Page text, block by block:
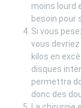
moins lourd
besoin pour
Si vous
vous
kilos en
disques
permettra
donc des